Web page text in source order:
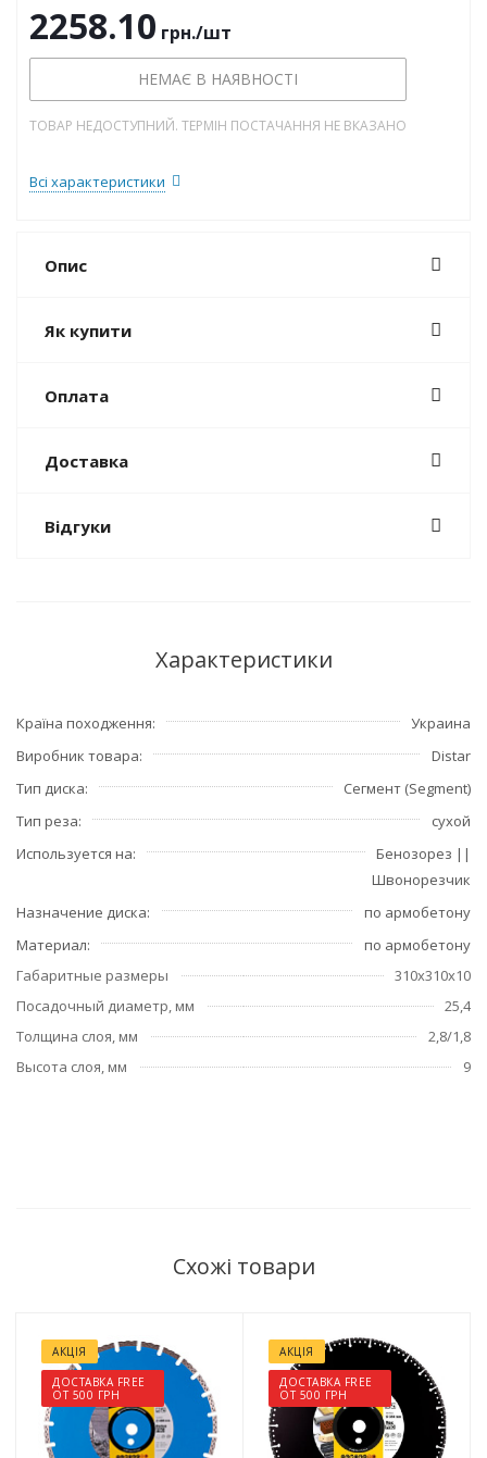
2258.10 грн./шт
НЕМАЄ В НАЯВНОСТІ
ТОВАР НЕДОСТУПНИЙ. ТЕРМІН ПОСТАЧАННЯ НЕ ВКАЗАНО
Всі характеристики
Опис
Як купити
Оплата
Доставка
Відгуки
Характеристики
Країна походження
Украина
Виробник товара
Distar
Тип диска
Сегмент (Segment)
Тип реза
сухой
Используется на
Бенозорез ||
Швонорезчик
Назначение диска
по армобетону
Материал
по армобетону
Габаритные размеры
310х310х10
Посадочный диаметр, мм
25,4
Толщина слоя, мм
2,8/1,8
Высота слоя, мм
9
Схожі товари
АКЦІЯ
ДОСТАВКА FREE
ОТ 500 ГРН
АКЦІЯ
ДОСТАВКА FREE
ОТ 500 ГРН